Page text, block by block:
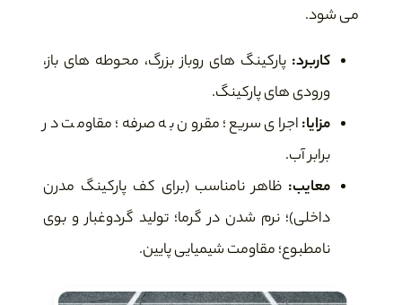
می شود.
کاربرد: پارکینگ های روباز بزرگ، محوطه های باز،
ورودی های پارکینگ.
مزایا:اجرای سریع؛ مقرون به صرفه؛ مقاومت در
برابر آب.
معایب: ظاهر نامناسب (برای کف پارکینگ مدرن
داخلی)؛ نرم شدن در گرما؛ تولید گردوغبار و بوی
نامطبوع؛ مقاومت شیمیایی پایین.